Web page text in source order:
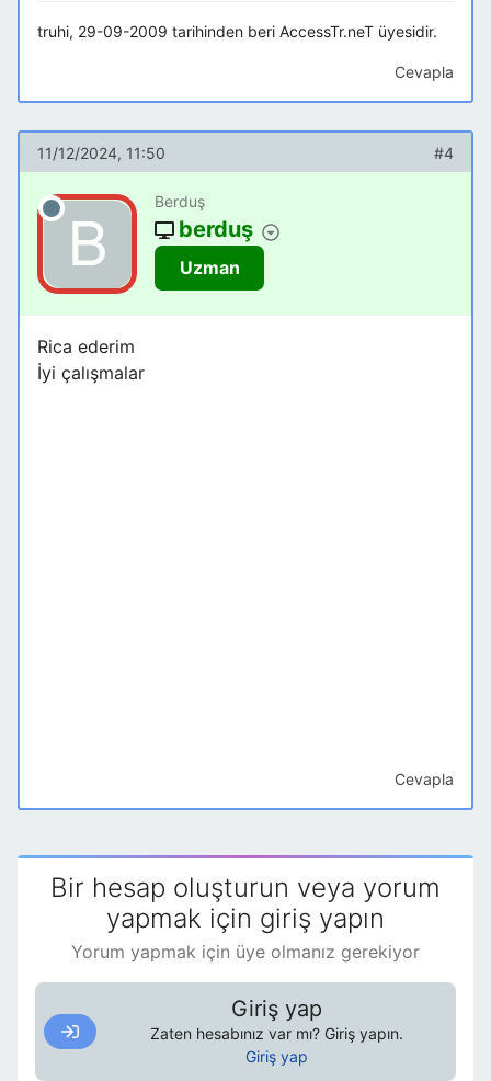
tedIE AS
;
truhi, 29-09-2009 tarihinden beri AccessTr.neT üyesidir.
Cevapla
11/12/2024, 11:50 #4
Berduş
berduş
Uzman
Rica ederim
İyi çalışmalar
Cevapla
Bir hesap oluşturun veya yorum
yapmak için giriş yapın
Yorum yapmak için üye olmanız gerekiyor
Giriş yap
Zaten hesabınız var mı? Giriş yapın.
Giriş yap